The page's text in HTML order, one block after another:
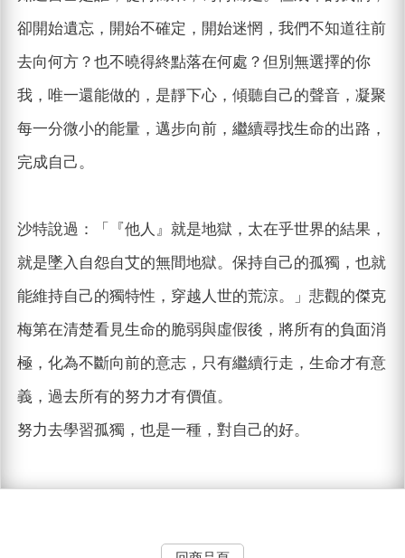
卻開始遺忘，開始不確定，開始迷惘，我們不知道往前
去向何方？也不曉得終點落在何處？但別無選擇的你
我，唯一還能做的，是靜下心，傾聽自己的聲音，凝聚
每一分微小的能量，邁步向前，繼續尋找生命的出路，
完成自己。
沙特說過：「『他人』就是地獄，太在乎世界的結果，
就是墜入自怨自艾的無間地獄。保持自己的孤獨，也就
能維持自己的獨特性，穿越人世的荒涼。」悲觀的傑克
梅第在清楚看見生命的脆弱與虛假後，將所有的負面消
極，化為不斷向前的意志，只有繼續行走，生命才有意
義，過去所有的努力才有價值。
努力去學習孤獨，也是一種，對自己的好。